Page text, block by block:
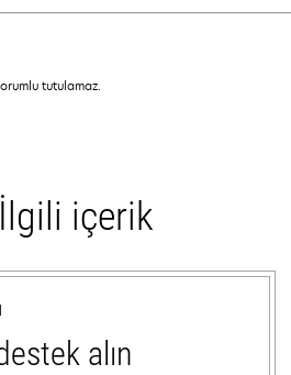
tutulamaz.
İlgili içerik
alın